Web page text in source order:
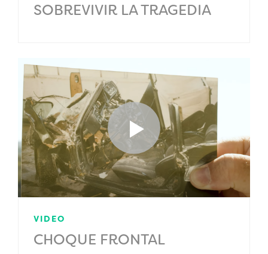
SOBREVIVIR LA TRAGEDIA
VIDEO
CHOQUE FRONTAL